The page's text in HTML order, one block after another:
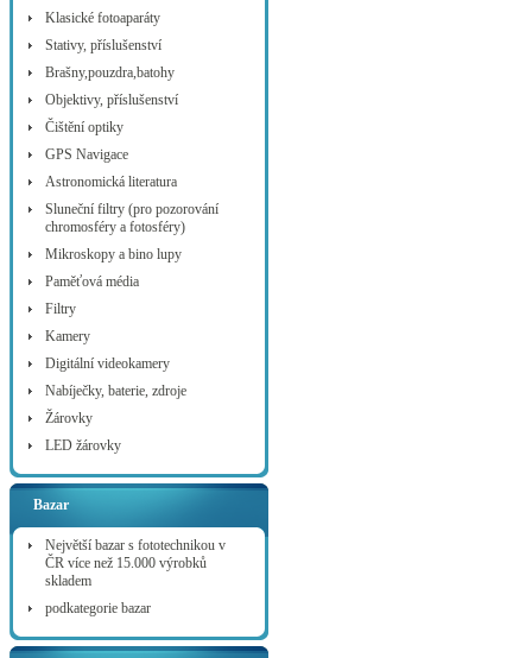
Klasické fotoaparáty
Stativy, příslušenství
Brašny,pouzdra,batohy
Objektivy, příslušenství
Čištění optiky
GPS Navigace
Astronomická literatura
Sluneční filtry (pro pozorování
chromosféry a fotosféry)
Mikroskopy a bino lupy
Paměťová média
Filtry
Kamery
Digitální videokamery
Nabíječky, baterie, zdroje
Žárovky
LED žárovky
Bazar
Největší bazar s fototechnikou v
ČR více než 15.000 výrobků
skladem
podkategorie bazar